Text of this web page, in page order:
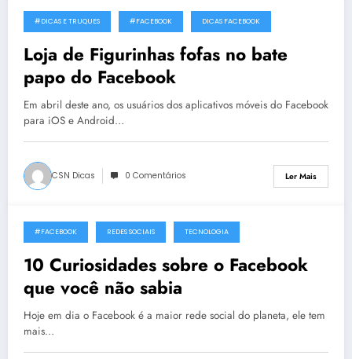
27 de Maio, 2014
#DICAS E TRUQUES #FACEBOOK DICAS FACEBOOK
Loja de Figurinhas fofas no bate
papo do Facebook
Em abril deste ano, os usuários dos aplicativos móveis do Facebook
para iOS e Android…
CSN Dicas 0 Comentários Ler Mais
25 de Maio, 2014
#FACEBOOK REDES SOCIAIS TECNOLOGIA
10 Curiosidades sobre o Facebook
que você não sabia
Hoje em dia o Facebook é a maior rede social do planeta, ele tem
mais…